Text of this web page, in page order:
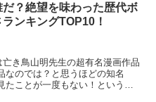
だ？絶望を味わった歴代ボ
ランキングTOP10！
亡き鳥山明先生の超有名漫画作品
なのでは？と思うほどの知名
たことが一度もない！という方